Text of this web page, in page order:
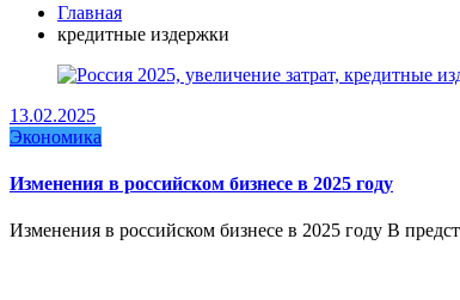
Главная
кредитные издержки
13.02.2025
Экономика
Изменения в российском бизнесе в 2025 году
Изменения в российском бизнесе в 2025 году В